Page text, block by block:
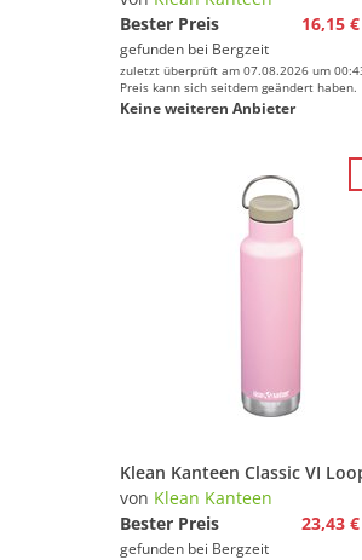
Bester Preis
16,15 €
gefunden bei Bergzeit
zuletzt überprüft am 07.08.2026 um
Preis kann sich seitdem geändert haben.
Keine weiteren Anbieter
von Klean Kanteen
Bester Preis
23,43 €
gefunden bei Bergzeit